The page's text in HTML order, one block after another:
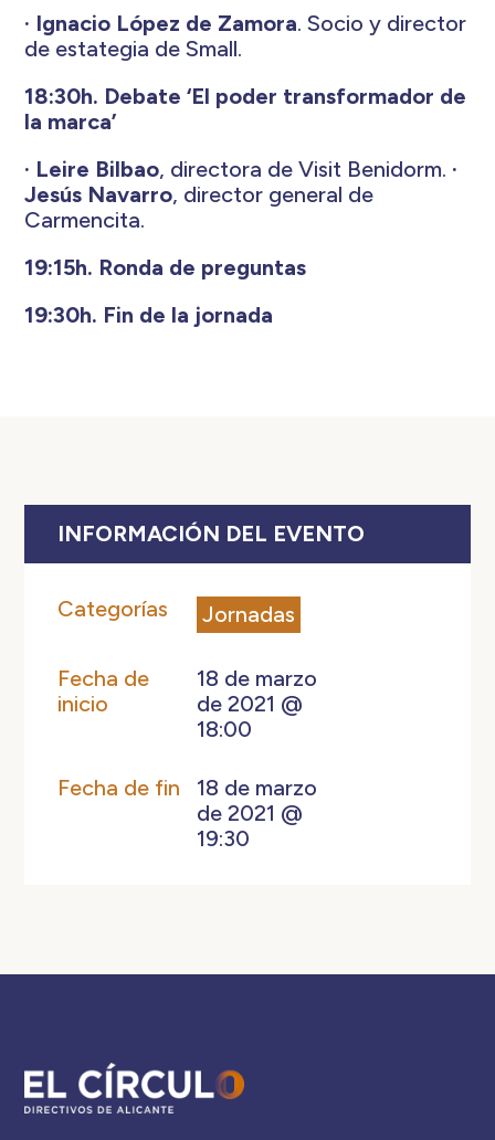
· Ignacio López de Zamora. Socio y director
de estategia de Small.
18:30h. Debate ‘El poder transformador de
la marca’
· Leire Bilbao, directora de Visit Benidorm. ·
Jesús Navarro, director general de
Carmencita.
19:15h. Ronda de preguntas
19:30h. Fin de la jornada
INFORMACIÓN DEL EVENTO
Categorías Jornadas
Fecha de
inicio
18 de marzo
de 2021 @
18:00
Fecha de fin
18 de marzo
de 2021 @
19:30